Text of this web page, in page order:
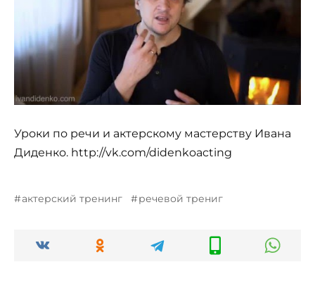
Уроки по речи и актерскому мастерству Ивана
Диденко. http://vk.com/didenkoacting
актерский тренинг речевой трениг